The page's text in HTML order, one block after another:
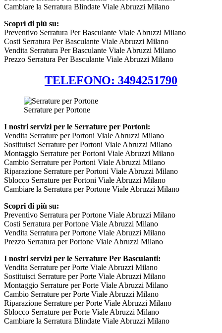
Cambiare la Serratura Blindate Viale Abruzzi Milano
Scopri di più su:
Preventivo Serratura Per Basculante Viale Abruzzi Milano
Costi Serratura Per Basculante Viale Abruzzi Milano
Vendita Serratura Per Basculante Viale Abruzzi Milano
Prezzo Serratura Per Basculante Viale Abruzzi Milano
TELEFONO: 3494251790
Serrature per Portone
I nostri servizi per le Serrature per Portoni:
Vendita Serrature per Portoni Viale Abruzzi Milano
Sostituisci Serrature per Portoni Viale Abruzzi Milano
Montaggio Serrature per Portoni Viale Abruzzi Milano
Cambio Serrature per Portoni Viale Abruzzi Milano
Riparazione Serrature per Portoni Viale Abruzzi Milano
Sblocco Serrature per Portoni Viale Abruzzi Milano
Cambiare la Serratura per Portone Viale Abruzzi Milano
Scopri di più su:
Preventivo Serratura per Portone Viale Abruzzi Milano
Costi Serratura per Portone Viale Abruzzi Milano
Vendita Serratura per Portone Viale Abruzzi Milano
Prezzo Serratura per Portone Viale Abruzzi Milano
I nostri servizi per le Serrature Per Basculanti:
Vendita Serrature per Porte Viale Abruzzi Milano
Sostituisci Serrature per Porte Viale Abruzzi Milano
Montaggio Serrature per Porte Viale Abruzzi Milano
Cambio Serrature per Porte Viale Abruzzi Milano
Riparazione Serrature per Porte Viale Abruzzi Milano
Sblocco Serrature per Porte Viale Abruzzi Milano
Cambiare la Serratura Blindate Viale Abruzzi Milano